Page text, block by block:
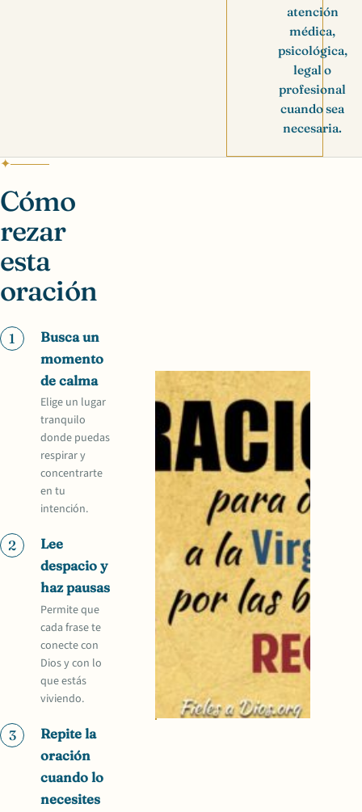
atención
médica,
psicológica,
legal o
profesional
cuando sea
necesaria.
Cómo
rezar
esta
oración
1
Busca un
momento
de calma
Elige un lugar
tranquilo
donde puedas
respirar y
concentrarte
en tu
intención.
2
Lee
despacio y
haz pausas
Permite que
cada frase te
conecte con
Dios y con lo
que estás
viviendo.
3
Repite la
oración
cuando lo
necesites